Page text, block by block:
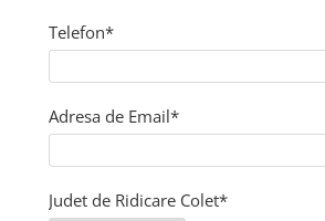
Telefon*
Adresa de Email*
Judet de Ridicare Colet*